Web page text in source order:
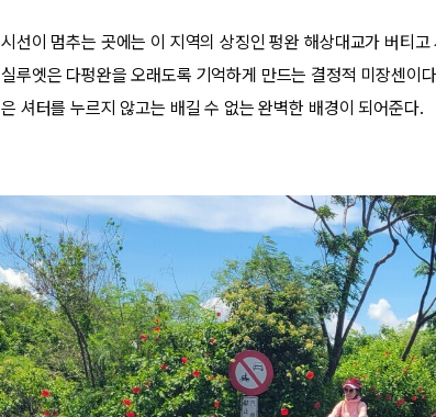
시선이 멈추는 곳에는 이 지역의 상징인 펑완 해상대교가 버티
실루엣은 다펑완을 오래도록 기억하게 만드는 결정적 미장센이
은 셔터를 누르지 않고는 배길 수 없는 완벽한 배경이 되어준다.